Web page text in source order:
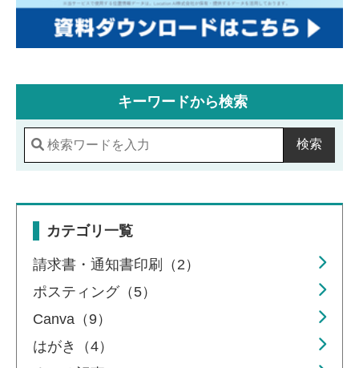
キーワードから検索
検索
カテゴリ一覧
請求書・通知書印刷（2）
ポスティング（5）
Canva（9）
はがき（4）